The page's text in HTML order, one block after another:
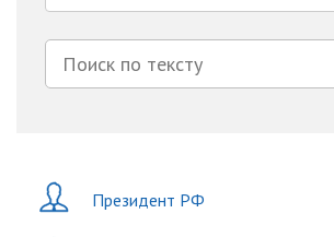
Президент РФ